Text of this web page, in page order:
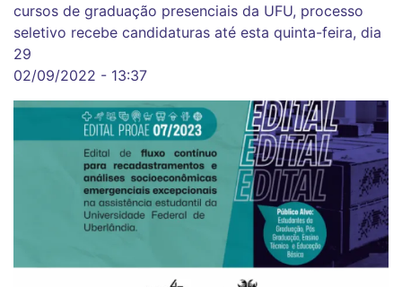
cursos de graduação presenciais da UFU, processo
seletivo recebe candidaturas até esta quinta-feira, dia
29
02/09/2022 - 13:37